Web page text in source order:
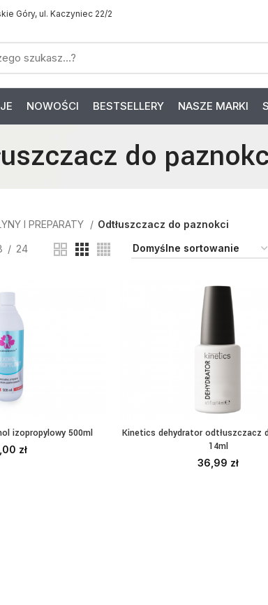
Góry, ul. Kaczyniec 22/2
NOWOŚCI BESTSELLERY NASZE MARKI
do
I PREPARATY Odtłuszczacz do paznokci
24
DALEJ
izopropylowy 500ml
zł
DODAJ DO KOSZYKA
Kinetics dehydrator odtłuszczacz
14ml
36,99 zł